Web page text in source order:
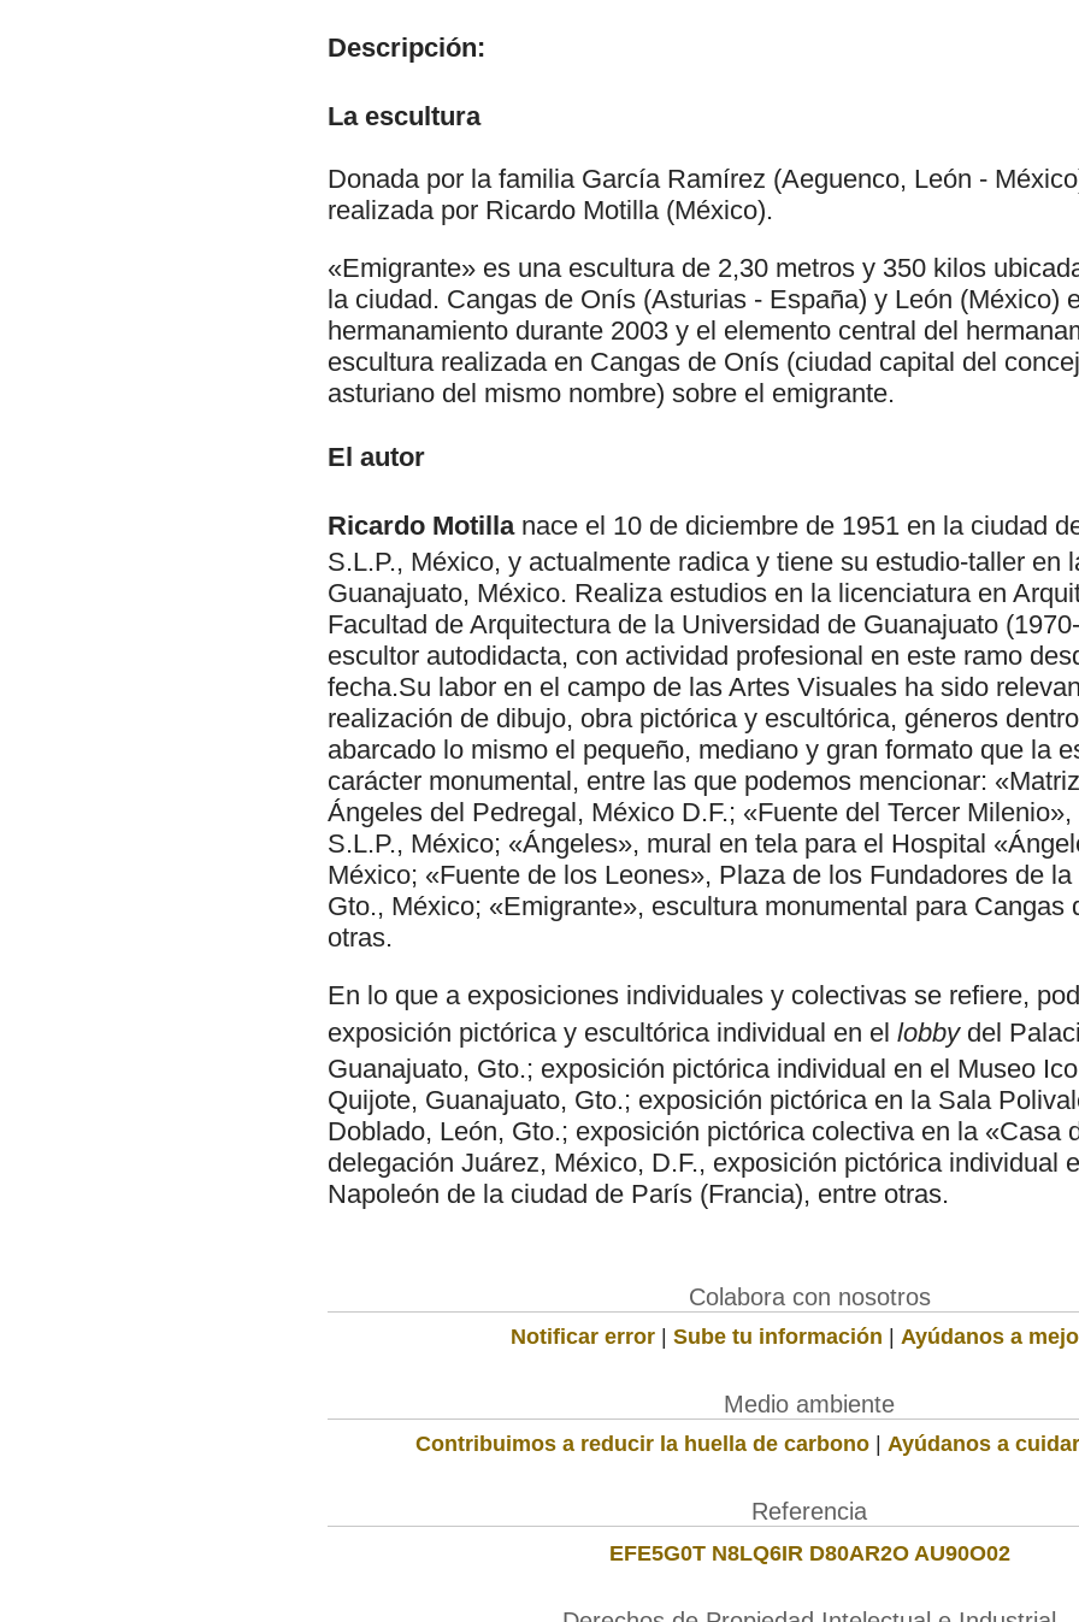
Descripción:
La escultura
Donada por la familia García Ramírez (Aeguenco, León -
realizada por Ricardo Motilla (México).
«Emigrante» es una escultura de 2,30 metros y 350 kilos
la ciudad. Cangas de Onís (Asturias - España) y León (México)
hermanamiento durante 2003 y el elemento central del
escultura realizada en Cangas de Onís (ciudad capital del
asturiano del mismo nombre) sobre el emigrante.
El autor
Ricardo Motilla nace el 10 de diciembre de 1951 en la ciudad
S.L.P., México, y actualmente radica y tiene su estudio-taller en
Guanajuato, México. Realiza estudios en la licenciatura en
Facultad de Arquitectura de la Universidad de Guanajuato
escultor autodidacta, con actividad profesional en este ramo
fecha.Su labor en el campo de las Artes Visuales ha sido
realización de dibujo, obra pictórica y escultórica, géneros
abarcado lo mismo el pequeño, mediano y gran formato que la
carácter monumental, entre las que podemos mencionar:
Ángeles del Pedregal, México D.F.; «Fuente del Tercer
S.L.P., México; «Ángeles», mural en tela para el Hospital
México; «Fuente de los Leones», Plaza de los Fundadores de
Gto., México; «Emigrante», escultura monumental para Cangas
otras.
En lo que a exposiciones individuales y colectivas se refiere,
exposición pictórica y escultórica individual en el lobbydel
Guanajuato, Gto.; exposición pictórica individual en el Museo
Quijote, Guanajuato, Gto.; exposición pictórica en la Sala
Doblado, León, Gto.; exposición pictórica colectiva en la «Casa
delegación Juárez, México, D.F., exposición pictórica individual
Napoleón de la ciudad de París (Francia), entre otras.
Colabora con nosotros
Notificar error | Sube tu información | Ayúdanos a
Medio ambiente
Contribuimos a reducir la huella de carbono | Ayúdanos a
Referencia
EFE5G0T N8LQ6IR D80AR2O AU90O02